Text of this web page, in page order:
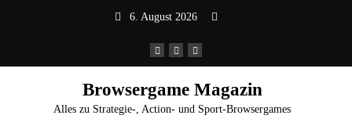
6. August 2026
Browsergame Magazin
Alles zu Strategie-, Action- und Sport-Browsergames